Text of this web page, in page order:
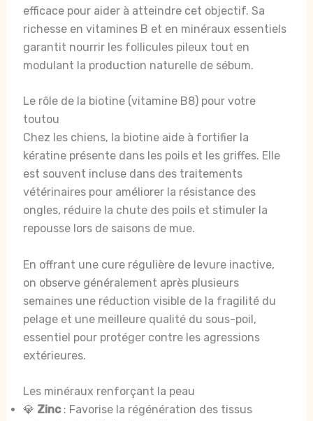
efficace pour aider à atteindre cet objectif. Sa
richesse en vitamines B et en minéraux essentiels
garantit nourrir les follicules pileux tout en
modulant la production naturelle de sébum.
Le rôle de la biotine (vitamine B8) pour votre
toutou
Chez les chiens, la biotine aide à fortifier la
kératine présente dans les poils et les griffes. Elle
est souvent incluse dans des traitements
vétérinaires pour améliorer la résistance des
ongles, réduire la chute des poils et stimuler la
repousse lors de saisons de mue.
En offrant une cure régulière de levure inactive,
on observe généralement après plusieurs
semaines une réduction visible de la fragilité du
pelage et une meilleure qualité du sous-poil,
essentiel pour protéger contre les agressions
extérieures.
Les minéraux renforçant la peau
💎 Zinc: Favorise la régénération des tissus